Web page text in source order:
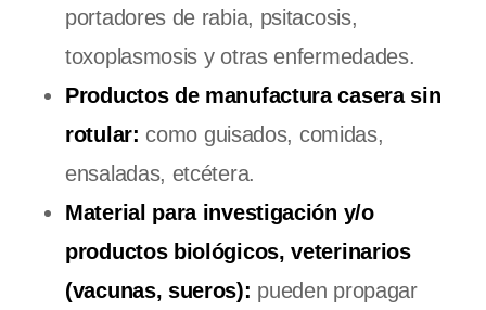
portadores de rabia, psitacosis,
toxoplasmosis y otras enfermedades.
Productos de manufactura casera sin
rotular: como guisados, comidas,
ensaladas, etcétera.
Material para investigación y/o
productos biológicos, veterinarios
(vacunas, sueros): pueden propagar